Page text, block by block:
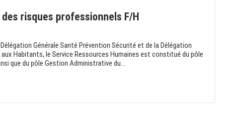
risques professionnels F/H
Générale Santé Prévention Sécurité et de la Délégation
Habitants, le Service Ressources Humaines est constitué du pôle
que du pôle Gestion Administrative du...